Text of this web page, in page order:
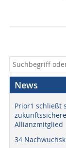
News
Prior1 schließt
Allianzmitglied
34